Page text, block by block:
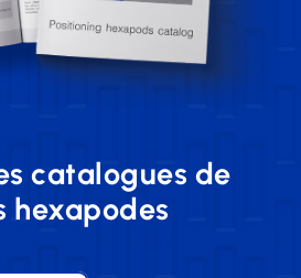
catalogues de
hexapodes